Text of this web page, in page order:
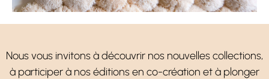
Nous vous invitons à découvrir nos nouvelles collections,
à participer à nos éditions en co-création et à plonger